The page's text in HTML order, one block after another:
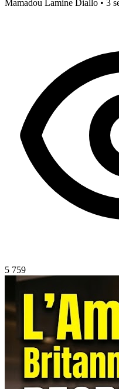
Mamadou Lamine Diallo • 3
5 759